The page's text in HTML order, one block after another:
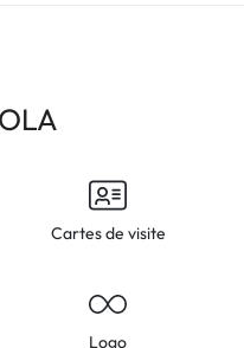
Cartes de visite
Logo